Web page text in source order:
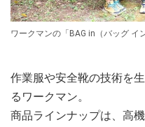
ワークマンの「BAG in（バッグ イ
作業服や安全靴の技術を
るワークマン。
商品ラインナップは、高